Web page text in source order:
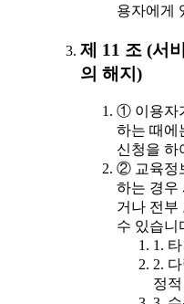
용자에게
제 11 조 (서
의 해지)
① 이용자
하는 때에
신청을 하
② 교육정
하는 경우
거나 전부
수 있습니
1.
2.
정